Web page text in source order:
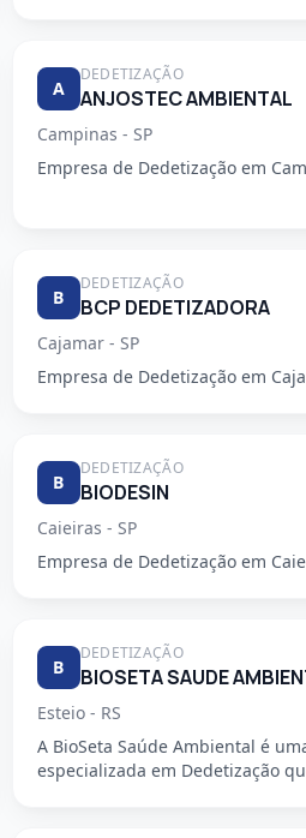
A
DEDETIZAÇÃO
ANJOSTEC AMBIENTAL
Campinas - SP
Empresa de Dedetização em
B
DEDETIZAÇÃO
BCP DEDETIZADORA
Cajamar - SP
Empresa de Dedetização em
B
DEDETIZAÇÃO
BIODESIN
Caieiras - SP
Empresa de Dedetização em
B
DEDETIZAÇÃO
BIOSETA SAUDE
Esteio - RS
A BioSeta Saúde Ambiental é
especializada em Dedetização